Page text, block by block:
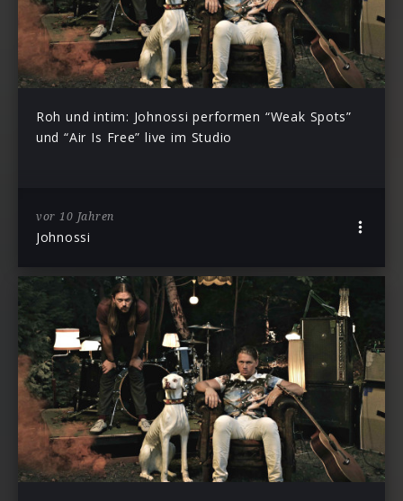
Roh und intim: Johnossi performen “Weak Spots”
und “Air Is Free” live im Studio
vor 10 Jahren
Johnossi